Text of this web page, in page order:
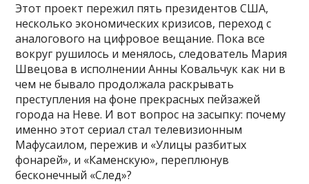
Этот проект пережил пять президентов США,
несколько экономических кризисов, переход с
аналогового на цифровое вещание. Пока все
вокруг рушилось и менялось, следователь Мария
Швецова в исполнении Анны Ковальчук как ни в
чем не бывало продолжала раскрывать
преступления на фоне прекрасных пейзажей
города на Неве. И вот вопрос на засыпку: почему
именно этот сериал стал телевизионным
Мафусаилом, пережив и «Улицы разбитых
фонарей», и «Каменскую», переплюнув
бесконечный «След»?